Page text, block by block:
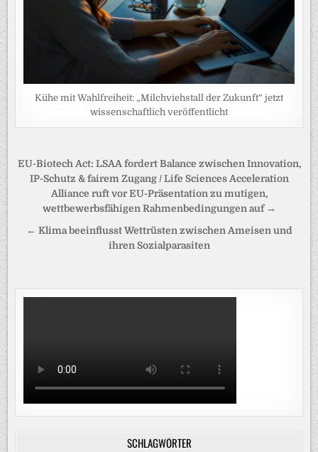
Kühe mit Wahlfreiheit: „Milchviehstall der Zukunft“ jetzt
wissenschaftlich veröffentlicht
Beitragsnavigation
EU-Biotech Act: LSAA fordert Balance zwischen Innovation,
IP-Schutz & fairem Zugang / Life Sciences Acceleration
Alliance ruft vor EU-Präsentation zu mutigen,
wettbewerbsfähigen Rahmenbedingungen auf →
← Klima beeinflusst Wettrüsten zwischen Ameisen und
ihren Sozialparasiten
SCHLAGWÖRTER